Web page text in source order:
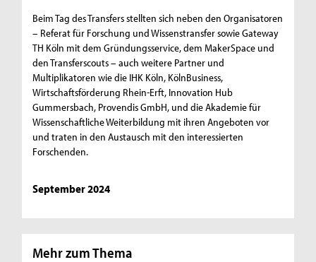
Beim Tag des Transfers stellten sich neben den Organisatoren
– Referat für Forschung und Wissenstransfer sowie Gateway
TH Köln mit dem Gründungsservice, dem MakerSpace und
den Transferscouts – auch weitere Partner und
Multiplikatoren wie die IHK Köln, KölnBusiness,
Wirtschaftsförderung Rhein-Erft, Innovation Hub
Gummersbach, Provendis GmbH, und die Akademie für
Wissenschaftliche Weiterbildung mit ihren Angeboten vor
und traten in den Austausch mit den interessierten
Forschenden.
September 2024
Mehr zum Thema